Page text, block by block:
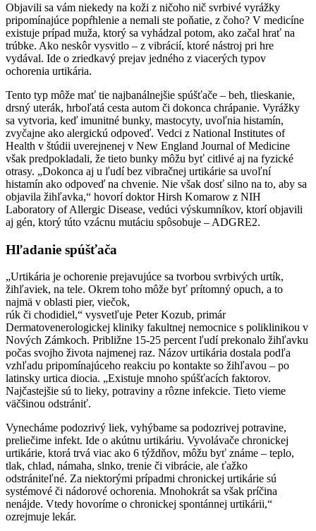
Objavili sa vám niekedy na koži z ničoho nič svrbivé vyrážky
pripomínajúce popŕhlenie a nemali ste poňatie, z čoho? V medicíne
existuje prípad muža, ktorý sa vyhádzal potom, ako začal hrať na
trúbke. Ako neskôr vysvitlo – z vibrácií, ktoré nástroj pri hre
vydával. Ide o zriedkavý prejav jedného z viacerých typov
ochorenia urtikária.
Tento typ môže mať tie najbanálnejšie spúšťače – beh, tlieskanie,
drsný uterák, hrboľatá cesta autom či dokonca chrápanie. Vyrážky
sa vytvoria, keď imunitné bunky, mastocyty, uvoľnia histamín,
zvyčajne ako alergickú odpoveď. Vedci z National Institutes of
Health v štúdii uverejnenej v New England Journal of Medicine
však predpokladali, že tieto bunky môžu byť citlivé aj na fyzické
otrasy. „Dokonca aj u ľudí bez vibračnej urtikárie sa uvoľní
histamín ako odpoveď na chvenie. Nie však dosť silno na to, aby sa
objavila žihľavka,“ hovorí doktor Hirsh Komarow z NIH
Laboratory of Allergic Disease, vedúci výskumníkov, ktorí objavili
aj gén, ktorý túto vzácnu mutáciu spôsobuje – ADGRE2.
Hľadanie spúšťača
„Urtikária je ochorenie prejavujúce sa tvorbou svrbivých urtík,
žihľaviek, na tele. Okrem toho môže byť prítomný opuch, a to
najmä v oblasti pier, viečok,
rúk či chodidiel,“ vysvetľuje Peter Kozub, primár
Dermatovenerologickej kliniky fakultnej nemocnice s poliklinikou v
Nových Zámkoch. Približne 15-25 percent ľudí prekonalo žihľavku
počas svojho života najmenej raz. Názov urtikária dostala podľa
vzhľadu pripomínajúceho reakciu po kontakte so žihľavou – po
latinsky urtica diocia. „Existuje mnoho spúšťacích faktorov.
Najčastejšie sú to lieky, potraviny a rôzne infekcie. Tieto vieme
väčšinou odstrániť.
Vynecháme podozrivý liek, vyhýbame sa podozrivej potravine,
preliečime infekt. Ide o akútnu urtikáriu. Vyvolávače chronickej
urtikárie, ktorá trvá viac ako 6 týždňov, môžu byť známe – teplo,
tlak, chlad, námaha, slnko, trenie či vibrácie, ale ťažko
odstrániteľné. Za niektorými prípadmi chronickej urtikárie sú
systémové či nádorové ochorenia. Mnohokrát sa však príčina
nenájde. Vtedy hovoríme o chronickej spontánnej urtikárii,“
ozrejmuje lekár.